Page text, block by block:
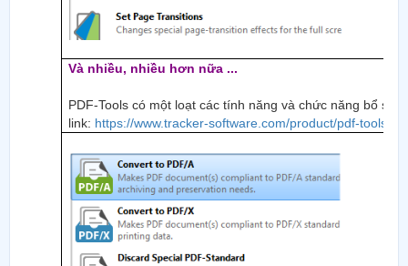
Và nhiều, nhiều hơn nữa ...
PDF-Tools có một loạt các tính năng và chức năng bổ
link: https://www.tracker-software.com/product/pdf-tools